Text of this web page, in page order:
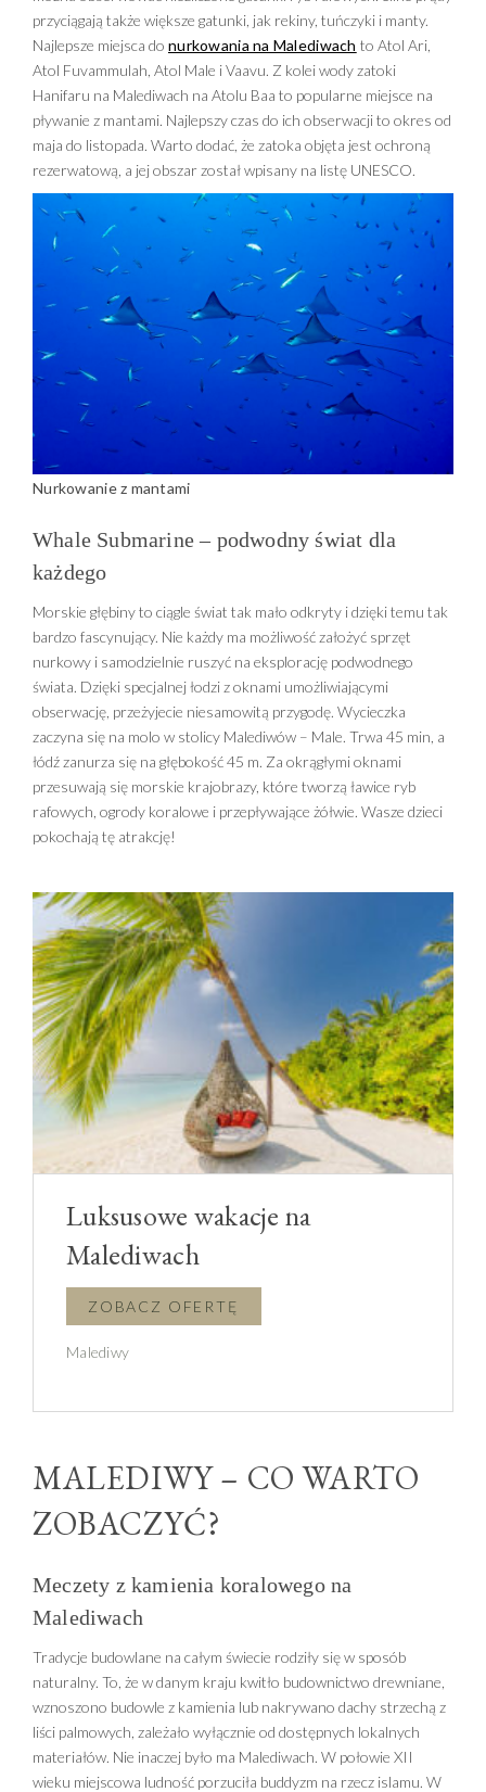
przyciągają także większe gatunki, jak rekiny, tuńczyki i manty.
Najlepsze miejsca do nurkowania na Malediwach to Atol Ari,
Atol Fuvammulah, Atol Male i Vaavu. Z kolei wody zatoki
Hanifaru na Malediwach na Atolu Baa to popularne miejsce na
pływanie z mantami. Najlepszy czas do ich obserwacji to okres od
maja do listopada. Warto dodać, że zatoka objęta jest ochroną
rezerwatową, a jej obszar został wpisany na listę UNESCO.
Nurkowanie z mantami
Whale Submarine – podwodny świat dla
każdego
Morskie głębiny to ciągle świat tak mało odkryty i dzięki temu tak
bardzo fascynujący. Nie każdy ma możliwość założyć sprzęt
nurkowy i samodzielnie ruszyć na eksplorację podwodnego
świata. Dzięki specjalnej łodzi z oknami umożliwiającymi
obserwację, przeżyjecie niesamowitą przygodę. Wycieczka
zaczyna się na molo w stolicy Malediwów – Male. Trwa 45 min, a
łódź zanurza się na głębokość 45 m. Za okrągłymi oknami
przesuwają się morskie krajobrazy, które tworzą ławice ryb
rafowych, ogrody koralowe i przepływające żółwie. Wasze dzieci
pokochają tę atrakcję!
Luksusowe wakacje na
Malediwach
Malediwy
MALEDIWY – CO WARTO
ZOBACZYĆ?
Meczety z kamienia koralowego na
Malediwach
Tradycje budowlane na całym świecie rodziły się w sposób
naturalny. To, że w danym kraju kwitło budownictwo drewniane,
wznoszono budowle z kamienia lub nakrywano dachy strzechą z
liści palmowych, zależało wyłącznie od dostępnych lokalnych
materiałów. Nie inaczej było ma Malediwach. W połowie XII
wieku miejscowa ludność porzuciła buddyzm na rzecz islamu. W